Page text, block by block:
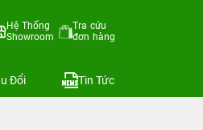
Hệ Thống
Showroom
Tra cứu
đơn hàng
Đổi Tin Tức